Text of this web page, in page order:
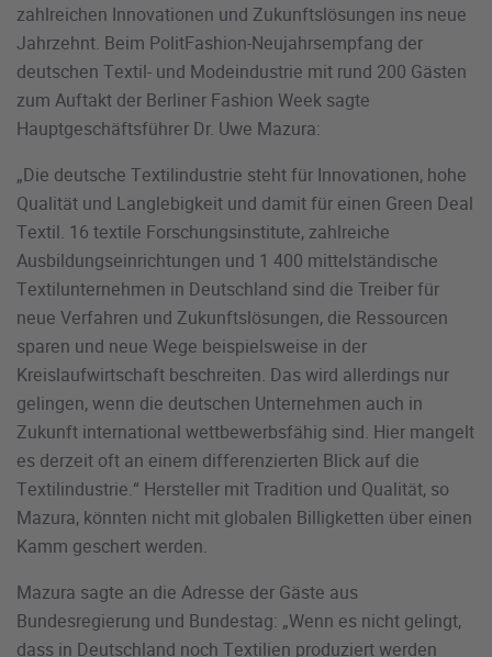
zahlreichen Innovationen und Zukunftslösungen ins neue
Jahrzehnt. Beim PolitFashion-Neujahrsempfang der
deutschen Textil- und Modeindustrie mit rund 200 Gästen
zum Auftakt der Berliner Fashion Week sagte
Hauptgeschäftsführer Dr. Uwe Mazura:
„Die deutsche Textilindustrie steht für Innovationen, hohe
Qualität und Langlebigkeit und damit für einen Green Deal
Textil. 16 textile Forschungsinstitute, zahlreiche
Ausbildungseinrichtungen und 1 400 mittelständische
Textilunternehmen in Deutschland sind die Treiber für
neue Verfahren und Zukunftslösungen, die Ressourcen
sparen und neue Wege beispielsweise in der
Kreislaufwirtschaft beschreiten. Das wird allerdings nur
gelingen, wenn die deutschen Unternehmen auch in
Zukunft international wettbewerbsfähig sind. Hier mangelt
es derzeit oft an einem differenzierten Blick auf die
Textilindustrie.“ Hersteller mit Tradition und Qualität, so
Mazura, könnten nicht mit globalen Billigketten über einen
Kamm geschert werden.
Mazura sagte an die Adresse der Gäste aus
Bundesregierung und Bundestag: „Wenn es nicht gelingt,
dass in Deutschland noch Textilien produziert werden